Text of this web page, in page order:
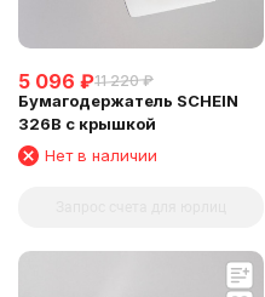
5 096 ₽11 220 ₽
Бумагодержатель SCHEIN
326B с крышкой
Нет в наличии